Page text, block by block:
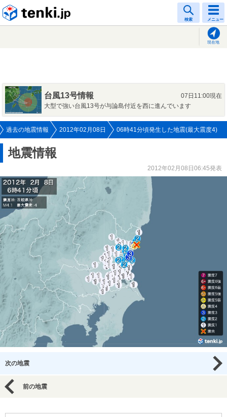
検索 メニュー
現在地
台風13号情報
07日11:00現在
大型で強い台風13号が与論島付近を西に進んでいます
過去の地震情報 2012年02月08日 06時41分頃発生した地震(最大震度4)
地震情報
2012年02月08日06:45発表
次の地震
前の地震